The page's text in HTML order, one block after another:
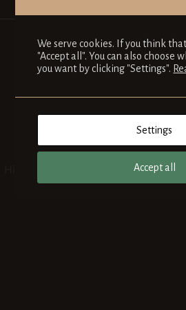
Großes
Hier bahnt sich etwas Großes an!
und wird bald
We serve cookies. If you think
"Accept all". You can also choose
you want by clicking "Settings".
Settings
Accept all